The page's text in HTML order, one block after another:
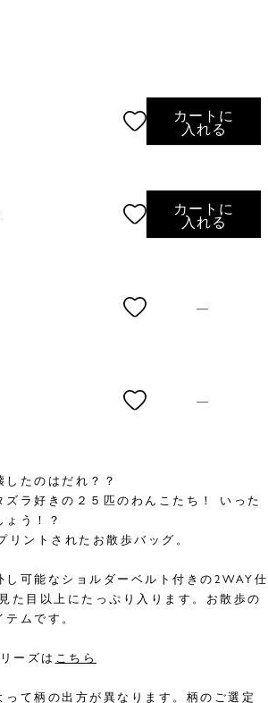
カートに
入れる
カートに
入れる
—
—
たのはだれ？？
ズラ好きの２５匹のわんこたち！ いった
う！？
ントされたお散歩バッグ。
し可能なショルダーベルト付きの2WAY仕
た目以上にたっぷり入ります。お散歩の
ムです。
ーズは こちら
て柄の出方が異なります。柄のご選定